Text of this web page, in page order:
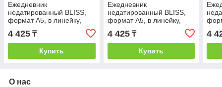
Ежедневник
недатированный BLISS,
формат А5, в линейку,
Зеленый, -, 24601 27
4 425 ₸
Купить
Ежедневник
недатированный BLISS,
формат А5, в линейку,
Зеленый, -, 24601 15
4 425₸
Купить
4
О нас